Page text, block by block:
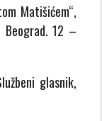
Matišićem“,
Beograd. 12 –
glasnik,